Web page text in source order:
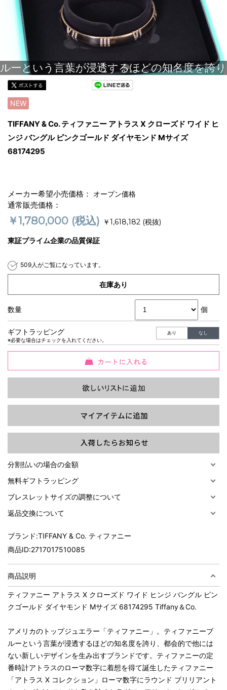
過去の特集をすべて見る>>
NEW
TIFFANY & Co. ティファニー アトラス X クローズド ワイド ヒ
ンジ バングル ピンクゴールド ダイヤモンド Mサイズ
68174295
メーカー希望小売価格： オープン価格
通常販売価格：
￥1,780,000 (税込) ￥1,618,182 (税抜)
東証プライム企業の品質保証
509人がご覧になっています。
在庫あり
数量 個
ギフトラッピング
※必要な場合はチェックを入れてください。
あり なし
分割払いの場合の金額
無料ギフトラッピング
ブレスレットサイズの調整について
返品交換について
ブランド:TIFFANY & Co. ティファニー
商品ID:2717017510085
商品説明
ティファニー アトラス X クローズド ワイド ヒンジ バングル ピン
クゴールド ダイヤモンド Mサイズ 68174295 Tiffany＆Co.
アメリカのトップジュエラー「ティファニー」。ティファニーブ
ルーという言葉が浸透するほどの知名度を誇り、都会的で他には
ない新しいデザインを生み出すブランドです。ティファニーの定
番時計アトラスのローマ数字に着想を得て誕生したティファニー
「アトラス X コレクション」ローマ数字にラウンド ブリリアント